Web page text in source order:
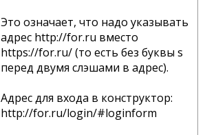
Это означает, что надо указывать
адрес http://for.ru вместо
https://for.ru/ (то есть без буквы s
перед двумя слэшами в адрес).
Адрес для входа в конструктор:
http://for.ru/login/#loginform